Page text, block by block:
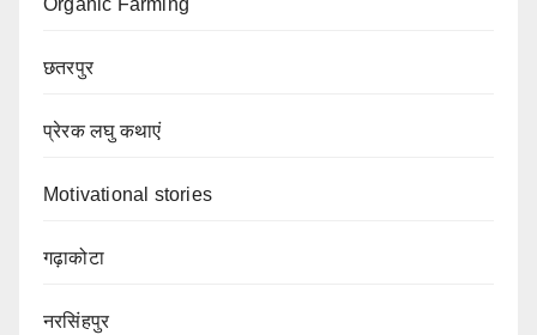
Organic Farming
छतरपुर
प्रेरक लघु कथाएं
Motivational stories
गढ़ाकोटा
नरसिंहपुर